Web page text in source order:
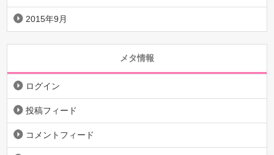
2015年9月
メタ情報
ログイン
投稿フィード
コメントフィード